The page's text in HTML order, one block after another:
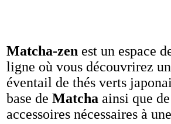
Matcha-zen est un espace
ligne où vous découvrirez
éventail de thés verts
base de Matcha ainsi que
accessoires nécessaires à une